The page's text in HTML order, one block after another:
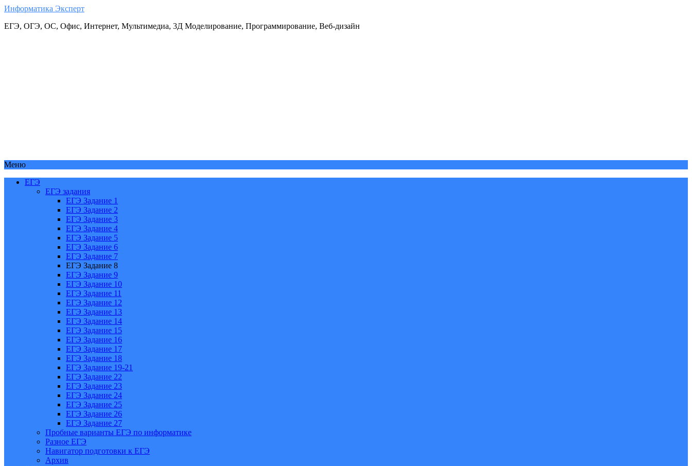
Информатика Эксперт
ЕГЭ, ОГЭ, ОС, Офис, Интернет, Мультимедиа, 3Д Моделирование, Программирование, Веб-дизайн
Меню
ЕГЭ
ЕГЭ задания
ЕГЭ Задание 1
ЕГЭ Задание 2
ЕГЭ Задание 3
ЕГЭ Задание 4
ЕГЭ Задание 5
ЕГЭ Задание 6
ЕГЭ Задание 7
ЕГЭ Задание 8
ЕГЭ Задание 9
ЕГЭ Задание 10
ЕГЭ Задание 11
ЕГЭ Задание 12
ЕГЭ Задание 13
ЕГЭ Задание 14
ЕГЭ Задание 15
ЕГЭ Задание 16
ЕГЭ Задание 17
ЕГЭ Задание 18
ЕГЭ Задание 19-21
ЕГЭ Задание 22
ЕГЭ Задание 23
ЕГЭ Задание 24
ЕГЭ Задание 25
ЕГЭ Задание 26
ЕГЭ Задание 27
Пробные варианты ЕГЭ по информатике
Разное ЕГЭ
Навигатор подготовки к ЕГЭ
Архив